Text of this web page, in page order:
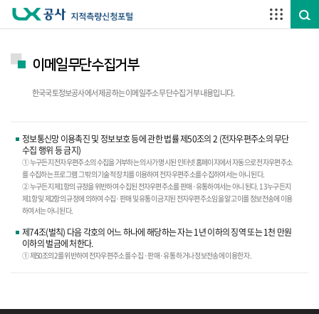
이메일무단수집거부
한국국토정보공사에서 제공하는 이메일주소 무단수집 거부 내용입니다.
정보통신망 이용촉진 및 정보보호 등에 관한 법률 제50조의 2 (전자우편주소의 무단
수집 행위 등 금지)
① 누구든지 전자우편주소의 수집을 거부하는 의사가 명시된 인터넷 홈페이지에서 자동으로 전자우편주소
를 수집하는 프로그램 그 밖의 기술적 장치를 이용하여 전자우편주소를 수집하여서는 아니 된다.
② 누구든지 제1항의 규정을 위반하여 수집된 전자우편주소를 판매·유통하여서는 아니 된다. 1 3 누구든지
제1항 및 제2항의 규정에 의하여 수집·판매 및 유통이 금지된 전자우편주소임을 알고 이를 정보전송에 이용
하여서는 아니 된다.
제74조(벌칙) 다음 각호의 어느 하나에 해당하는 자는 1년 이하의 징역 또는 1천 만원
이하의 벌금에 처한다.
① 제50조의 2를 위반하여 전자우편주소를 수집 ·판매·유통 하거나 정보전송에 이용한 자.